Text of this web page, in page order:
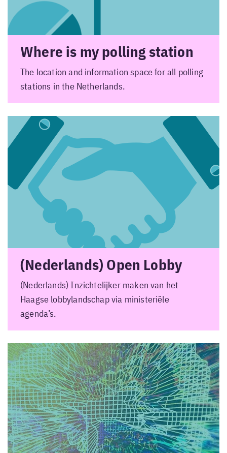
Where is my polling station
The location and information space for all polling
stations in the Netherlands.
(Nederlands) Open Lobby
(Nederlands) Inzichtelijker maken van het
Haagse lobbylandschap via ministeriële
agenda’s.